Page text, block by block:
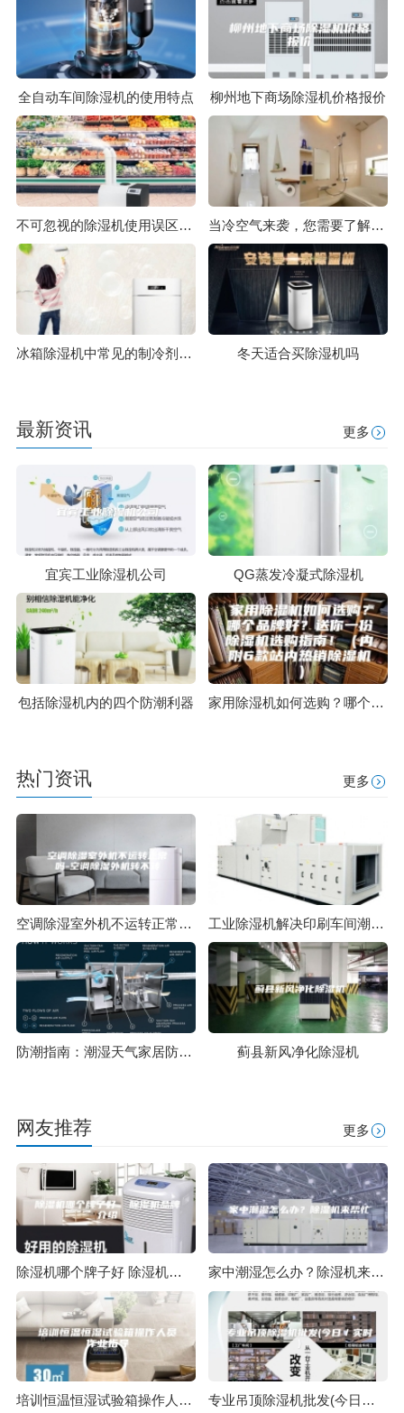
全自动车间除湿机的使用特点 柳州地下商场除湿机价格报价
不可忽视的除湿机使用误区有哪些？ 当冷空气来袭，您需要了解这些湿度的知识
冰箱除湿机中常见的制冷剂都有什么？ 冬天适合买除湿机吗
最新资讯 更多
宜宾工业除湿机公司 QG蒸发冷凝式除湿机
包括除湿机内的四个防潮利器 家用除湿机如何选购？哪个品牌好？送你一份除湿机选购指南！（内附6款站内热销除湿机）
热门资讯 更多
空调除湿室外机不运转正常吗-空调除湿外机转不转 工业除湿机解决印刷车间潮湿问题
防潮指南：潮湿天气家居防潮有妙招，家电加家具搭配更省心 蓟县新风净化除湿机
网友推荐 更多
除湿机哪个牌子好 除湿机品牌介绍 家中潮湿怎么办？除湿机来帮忙
培训恒温恒湿试验箱操作人员作业指导 专业吊顶除湿机批发(今日／实时)